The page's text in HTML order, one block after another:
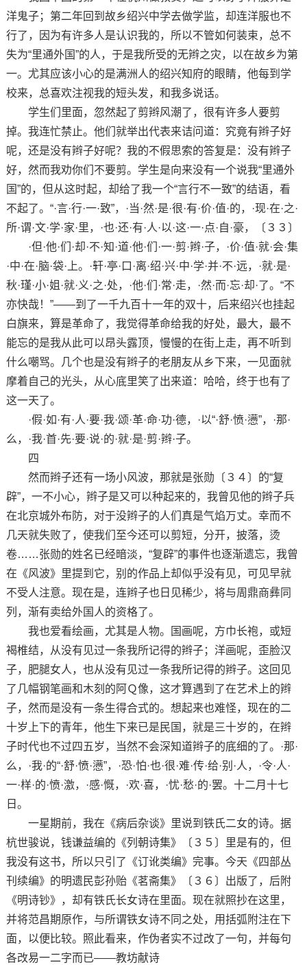
洋鬼子；第二年回到故乡绍兴中学去做学监，却连洋服也不
行了，因为有许多人是认识我的，所以不管如何装束，总不
失为“里通外国”的人，于是我所受的无辫之灾，以在故乡为第
一。尤其应该小心的是满洲人的绍兴知府的眼睛，他每到学
校来，总喜欢注视我的短头发，和我多说话。
学生们里面，忽然起了剪辫风潮了，很有许多人要剪
掉。我连忙禁止。他们就举出代表来诘问道：究竟有辫子好
呢，还是没有辫子好呢？我的不假思索的答复是：没有辫子
好，然而我劝你们不要剪。学生是向来没有一个说我“里通外
国”的，但从这时起，却给了我一个“言行不一致”的结语，看
不起了。“·言·行·一·致”，·当·然·是·很·有·价·值·的，·现·在·之·
所·谓·文·学·家·里，·也·还·有·人·以·这·一·点·自·豪，〔３３〕
·但·他·们·却·不·知·道·他·们·一·剪·辫·子，·价·值·就·会·集
·中·在·脑·袋·上。·轩·亭·口·离·绍·兴·中·学·并·不·远，·就·是·
秋·瑾·小·姐·就·义·之·处，·他·们·常·走，·然·而·忘·却·了。“不
亦快哉！”——到了一千九百十一年的双十，后来绍兴也挂起
白旗来，算是革命了，我觉得革命给我的好处，最大，最不
能忘的是我从此可以昂头露顶，慢慢的在街上走，再不听到
什么嘲骂。几个也是没有辫子的老朋友从乡下来，一见面就
摩着自己的光头，从心底里笑了出来道：哈哈，终于也有了
这一天了。
·假·如·有·人·要·我·颂·革·命·功·德，·以“·舒·愤·懑”，·那·
么，·我·首·先·要·说·的·就·是·剪·辫·子。
四
然而辫子还有一场小风波，那就是张勋〔３４〕的“复
辟”，一不小心，辫子是又可以种起来的，我曾见他的辫子兵
在北京城外布防，对于没辫子的人们真是气焰万丈。幸而不
几天就失败了，使我们至今还可以剪短，分开，披落，烫
卷……张勋的姓名已经暗淡，“复辟”的事件也逐渐遗忘，我曾
在《风波》里提到它，别的作品上却似乎没有见，可见早就
不受人注意。现在是，连辫子也日见稀少，将与周鼎商彝同
列，渐有卖给外国人的资格了。
我也爱看绘画，尤其是人物。国画呢，方巾长袍，或短
褐椎结，从没有见过一条我所记得的辫子；洋画呢，歪脸汉
子，肥腿女人，也从没有见过一条我所记得的辫子。这回见
了几幅钢笔画和木刻的阿Ｑ像，这才算遇到了在艺术上的辫
子，然而是没有一条生得合式的。想起来也难怪，现在的二
十岁上下的青年，他生下来已是民国，就是三十岁的，在辫
子时代也不过四五岁，当然不会深知道辫子的底细的了。·那·
么，·我·的“·舒·愤·懑”，·恐·怕·也·很·难·传·给·别·人，·令·人·
一·样·的·愤·激，·感·慨，·欢·喜，·忧·愁·的·罢。十二月十七
日。
一星期前，我在《病后杂谈》里说到铁氏二女的诗。据
杭世骏说，钱谦益编的《列朝诗集》〔３５〕里是有的，但
我没有这书，所以只引了《订讹类编》完事。今天《四部丛
刊续编》的明遗民彭孙贻《茗斋集》〔３６〕出版了，后附
《明诗钞》，却有铁氏长女诗在里面。现在就照抄在这里，
并将范昌期原作，与所谓铁女诗不同之处，用括弧附注在下
面，以便比较。照此看来，作伪者实不过改了一句，并每句
各改易一二字而已——教坊献诗